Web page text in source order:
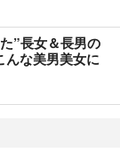
”長女＆長男の
な美男美女に